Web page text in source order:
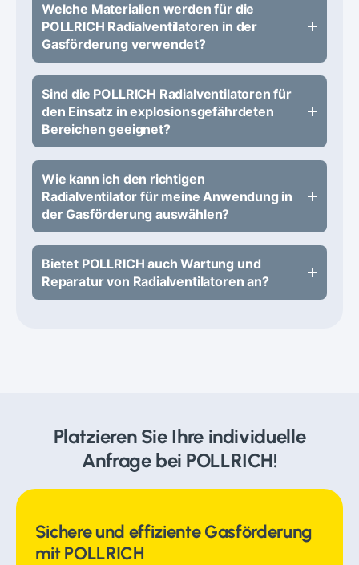
Welche Materialien werden für die
POLLRICH Radialventilatoren in der
Gasförderung verwendet?
Sind die POLLRICH Radialventilatoren für
den Einsatz in explosionsgefährdeten
Bereichen geeignet?
Wie kann ich den richtigen
Radialventilator für meine Anwendung in
der Gasförderung auswählen?
Bietet POLLRICH auch Wartung und
Reparatur von Radialventilatoren an?
Platzieren Sie Ihre individuelle
Anfrage bei POLLRICH!
Sichere und effiziente Gasförderung
mit POLLRICH